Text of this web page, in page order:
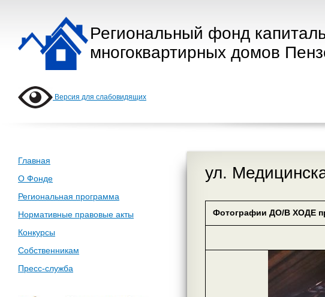
Региональный фонд
многоквартирных домов
Версия для слабовидящих
Главная
О Фонде
Региональная программа
Нормативные правовые акты
Конкурсы
Собственникам
Пресс-служба
ул.
Фотографии ДО/В ХОДЕ